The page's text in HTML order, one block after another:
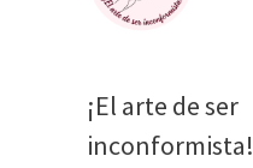
¡El arte de ser
inconformista!